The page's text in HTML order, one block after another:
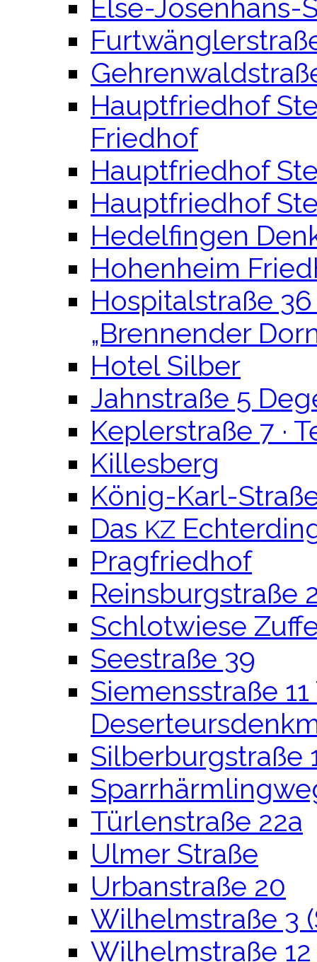
Else-Josenhans-
Hauptfriedhof
Friedhof
Hauptfriedhof
Hauptfriedhof
Hedelfingen
Hohenheim
Hospitalstraße 36
„Brennender
Hotel Silber
Jahnstraße 5
Keplerstraße 7 ·
Killesberg
König-Karl-
Das KZ
Pragfriedhof
Reinsburgstraße
Schlotwiese
Seestraße 39
Siemensstraße
Silberburgstraße
Türlenstraße 22a
Ulmer Straße
Urbanstraße 20
Wilhelmstraße 3
Wilhelmstraße 12